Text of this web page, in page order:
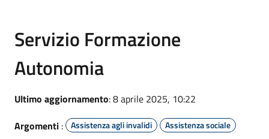
Servizio Formazione
Autonomia
Ultimo aggiornamento: 8 aprile 2025, 10:22
Argomenti : Assistenza agli invalidi
Assistenza sociale